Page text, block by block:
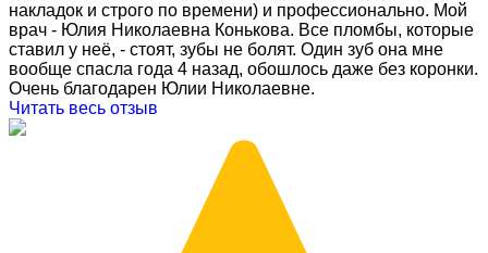
накладок и строго по времени) и профессионально. Мой
врач - Юлия Николаевна Конькова. Все пломбы, которые
ставил у неё, - стоят, зубы не болят. Один зуб она мне
вообще спасла года 4 назад, обошлось даже без коронки.
Очень благодарен Юлии Николаевне.
Читать весь отзыв